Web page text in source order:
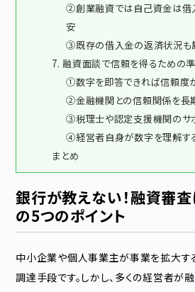
②創業融資では自己資金は借
安
③既存の借入金の返済状況も
7. 融資面談で信頼を得るための
①数字を即答できれば信頼度
②金融機関との信頼関係を長
③税理士や認定支援機関のサ
④経営者自身が数字を理解す
まとめ
銀行が教えない！融資審
の5つのポイント
中小企業や個人事業主が事業を拡大す
調達手段です。しかし、多くの経営者が